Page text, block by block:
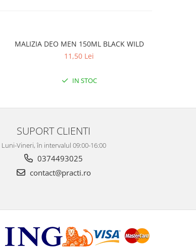
MALIZIA DEO MEN 150ML BLACK WILD
11,50 Lei
IN STOC
SUPORT CLIENTI
Luni-Vineri, în intervalul 09:00-16:00
0374493025
contact@practi.ro